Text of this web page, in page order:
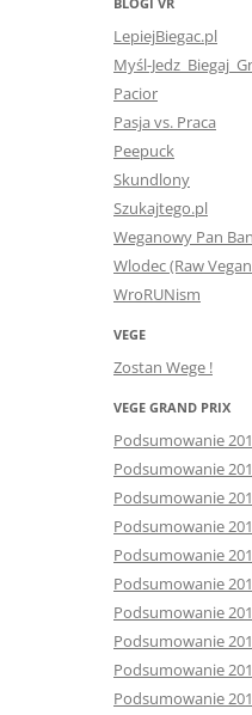
LepiejBiegac.pl
Myśl-
Pacior
Pasja vs. Praca
Peepuck
Skundlony
Szukajtego.pl
Weganowy Pan
Wlodec (Raw
WroRUNism
VEGE
Zostan Wege !
VEGE GRAND PRIX
Podsumowanie
Podsumowanie
Podsumowanie
Podsumowanie
Podsumowanie
Podsumowanie
Podsumowanie
Podsumowanie
Podsumowanie
Podsumowanie